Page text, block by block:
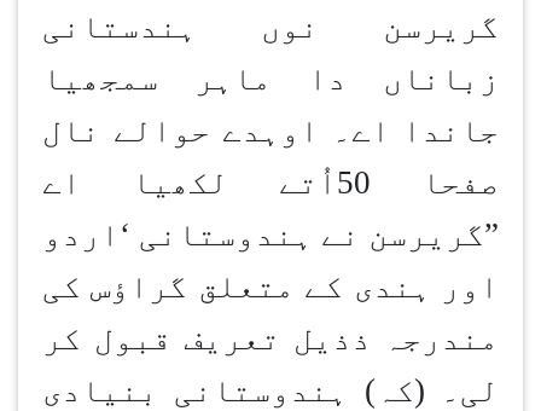
گریرسن نوں ہندستانی
زباناں دا ماہر سمجھیا
جاندا اے۔ اوہدے حوالے نال
صفحا 50اُتے لکھیا اے
”گریرسن نے ہندوستانی ‘ اردو
اور ہندی کے متعلق گراؤس کی
مندرجہ ذذیل تعریف قبول کر
لی۔ (کہ) ہندوستانی بنیادی